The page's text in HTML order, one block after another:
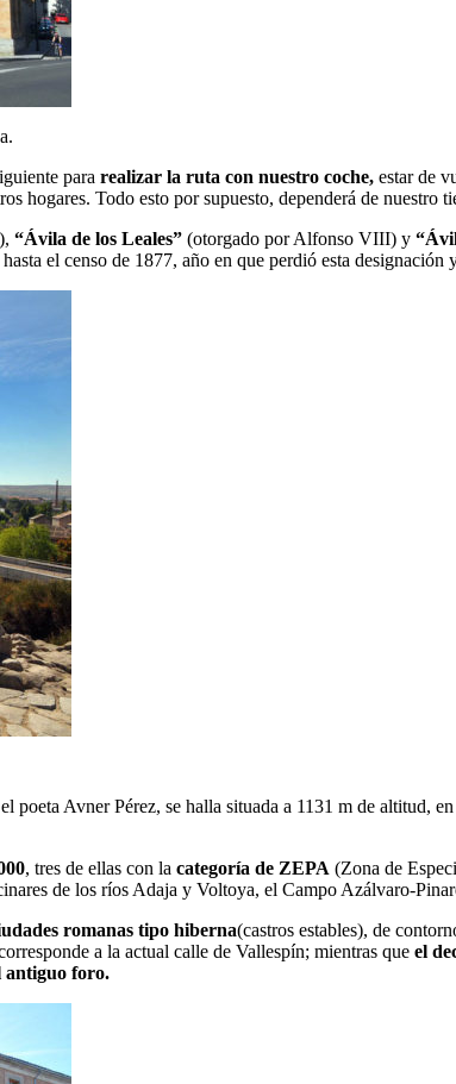
para realizar la ruta con nuestro coche, estar de
hogares. Todo esto por supuesto, dependerá de
“Ávila de los Leales” (otorgado por Alfonso VIII) y
el censo de 1877, año en que perdió esta designación
poeta Avner Pérez, se halla situada a 1131 m de altitud,
, tres de ellas con la categoría de ZEPA (Zona de
de los ríos Adaja y Voltoya, el Campo Azálvaro-
romanas tipo hiberna(castros estables), de
a la actual calle de Vallespín; mientras que el
antiguo foro.